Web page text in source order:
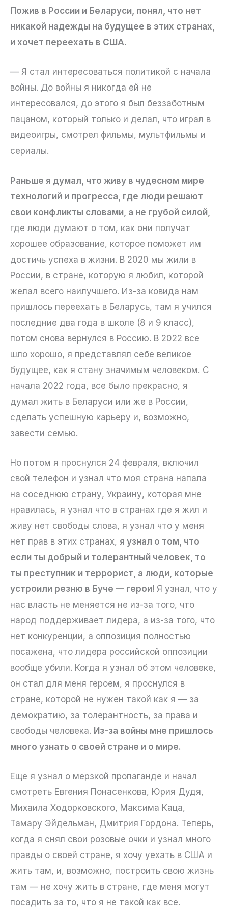
Пожив в России и Беларуси, понял, что нет
никакой надежды на будущее в этих странах,
и хочет переехать в США.
— Я стал интересоваться политикой с начала
войны. До войны я никогда ей не
интересовался, до этого я был беззаботным
пацаном, который только и делал, что играл в
видеоигры, смотрел фильмы, мультфильмы и
сериалы.
Раньше я думал, что живу в чудесном мире
технологий и прогресса, где люди решают
свои конфликты словами, а не грубой силой,
где люди думают о том, как они получат
хорошее образование, которое поможет им
достичь успеха в жизни. В 2020 мы жили в
России, в стране, которую я любил, которой
желал всего наилучшего. Из-за ковида нам
пришлось переехать в Беларусь, там я учился
последние два года в школе (8 и 9 класс),
потом снова вернулся в Россию. В 2022 все
шло хорошо, я представлял себе великое
будущее, как я стану значимым человеком. С
начала 2022 года, все было прекрасно, я
думал жить в Беларуси или же в России,
сделать успешную карьеру и, возможно,
завести семью.
Но потом я проснулся 24 февраля, включил
свой телефон и узнал что моя страна напала
на соседнюю страну, Украину, которая мне
нравилась, я узнал что в странах где я жил и
живу нет свободы слова, я узнал что у меня
нет прав в этих странах, я узнал о том, что
если ты добрый и толерантный человек, то
ты преступник и террорист, а люди, которые
устроили резню в Буче — герои! Я узнал, что у
нас власть не меняется не из-за того, что
народ поддерживает лидера, а из-за того, что
нет конкуренции, а оппозиция полностью
посажена, что лидера российской оппозиции
вообще убили. Когда я узнал об этом человеке,
он стал для меня героем, я проснулся в
стране, которой не нужен такой как я — за
демократию, за толерантность, за права и
свободы человека. Из-за войны мне пришлось
много узнать о своей стране и о мире.
Еще я узнал о мерзкой пропаганде и начал
смотреть Евгения Понасенкова, Юрия Дудя,
Михаила Ходорковского, Максима Каца,
Тамару Эйдельман, Дмитрия Гордона. Теперь,
когда я снял свои розовые очки и узнал много
правды о своей стране, я хочу уехать в США и
жить там, и, возможно, построить свою жизнь
там — не хочу жить в стране, где меня могут
посадить за то, что я не такой как все.